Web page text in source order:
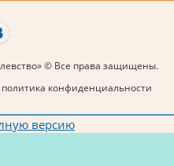
© Все права защищены.
конфиденциальности
версию